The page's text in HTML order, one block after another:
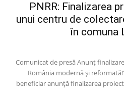
PNRR: Finalizarea
unui centru de
în comuna
Comunicat de presă Anunț
România modernă și
beneficiar anunță finalizarea